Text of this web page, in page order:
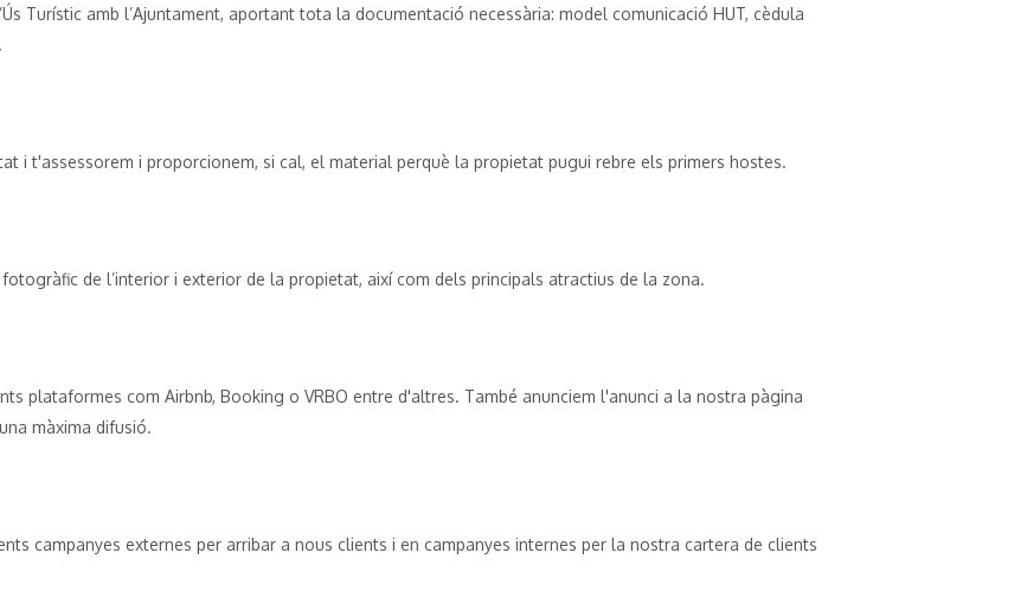
Turístic amb l’Ajuntament, aportant tota la documentació necessària: model comunicació HUT, cèdula
i t'assessorem i proporcionem, si cal, el material perquè la propietat pugui rebre els primers hostes.
de l’interior i exterior de la propietat, així com dels principals atractius de la zona.
plataformes com Airbnb, Booking o VRBO entre d'altres. També anunciem l'anunci a la nostra pàgina
màxima difusió.
campanyes externes per arribar a nous clients i en campanyes internes per la nostra cartera de clients